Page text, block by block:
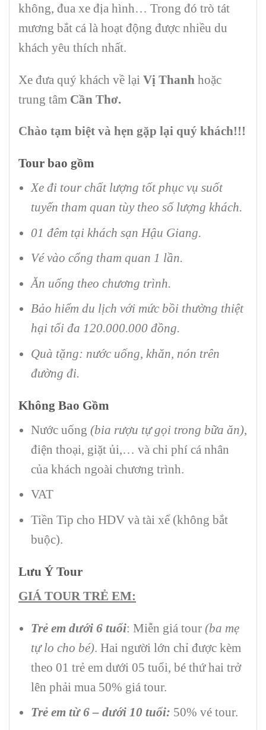
không, đua xe địa hình… Trong đó trò tát
mương bắt cá là hoạt động được nhiều du
khách yêu thích nhất.
Xe đưa quý khách về lại Vị Thanh hoặc
trung tâm Cần Thơ.
Chào tạm biệt và hẹn gặp lại quý khách!!!
Tour bao gồm
Xe đi tour chất lượng tốt phục vụ suốt
tuyến tham quan tùy theo số lượng khách.
01 đêm tại khách sạn Hậu Giang.
Vé vào cổng tham quan 1 lần.
Ăn uống theo chương trình.
Bảo hiểm du lịch với mức bồi thường thiệt
hại tối đa 120.000.000 đồng.
Quà tặng: nước uống, khăn, nón trên
đường đi.
Không Bao Gồm
Nước uống (bia rượu tự gọi trong bữa ăn),
điện thoại, giặt ủi,… và chi phí cá nhân
của khách ngoài chương trình.
VAT
Tiền Tip cho HDV và tài xế (không bắt
buộc).
Lưu Ý Tour
GIÁ TOUR TRẺ EM:
Trẻ em dưới 6 tuổi: Miễn giá tour (ba mẹ
tự lo cho bé). Hai người lớn chỉ được kèm
theo 01 trẻ em dưới 05 tuổi, bé thứ hai trở
lên phải mua 50% giá tour.
Trẻ em từ 6 – dưới 10 tuổi: 50% vé tour.